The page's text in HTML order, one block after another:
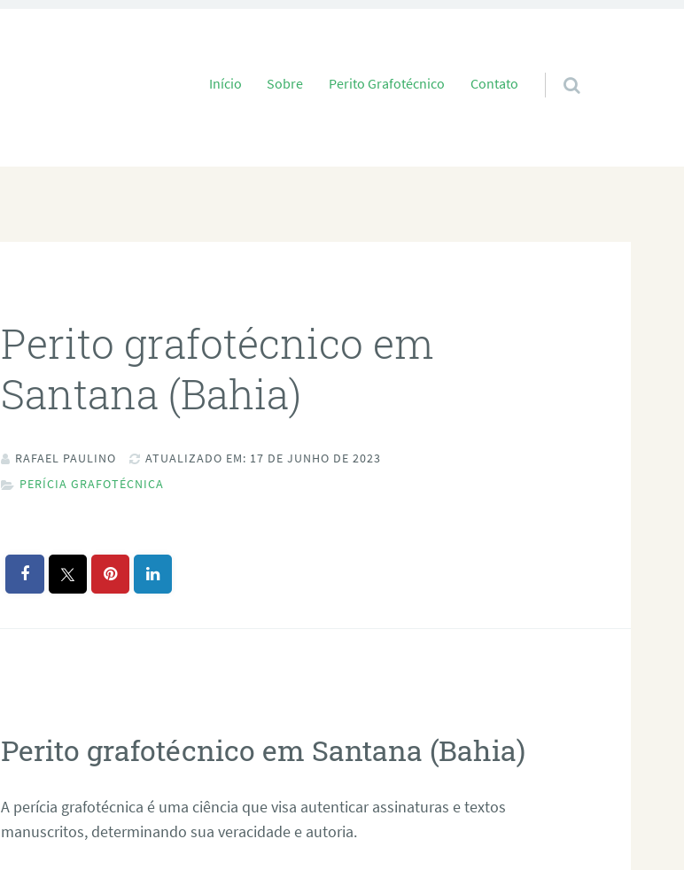
Pular para o conteúdo
Início Sobre Perito Grafotécnico Contato
Perito grafotécnico em
Santana (Bahia)
RAFAEL PAULINO
ATUALIZADO EM: 17 DE JUNHO DE 2023
PERÍCIA GRAFOTÉCNICA
Perito grafotécnico em Santana (Bahia)
A perícia grafotécnica é uma ciência que visa autenticar assinaturas e textos
manuscritos, determinando sua veracidade e autoria.